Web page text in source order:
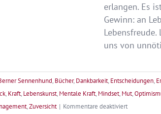
erlangen. Es
Gewinn: an
uns von
Sennenhund, Bücher, Dankbarkeit, Entscheidungen,
, Kraft, Lebenskunst, Mentale Kraft, Mindset, Mut,
,Zuversicht | Kommentare deaktiviertfür